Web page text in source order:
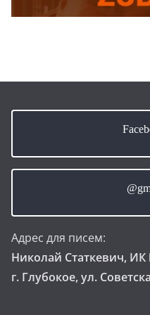
Адрес для писем:
Николай Статкевич, ИК
г. Глубокое, ул.